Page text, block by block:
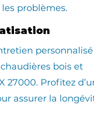
problèmes.
bois et
27000. Profitez
assurer la